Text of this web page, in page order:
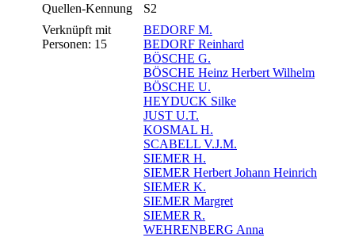
Quellen-Kennung
S2
Verknüpft mit
Personen: 15
BEDORF M.
BEDORF Reinhard
BÖSCHE G.
BÖSCHE Heinz Herbert Wilhelm
BÖSCHE U.
HEYDUCK Silke
JUST U.T.
KOSMAL H.
SCABELL V.J.M.
SIEMER H.
SIEMER Herbert Johann Heinrich
SIEMER K.
SIEMER Margret
SIEMER R.
WEHRENBERG Anna